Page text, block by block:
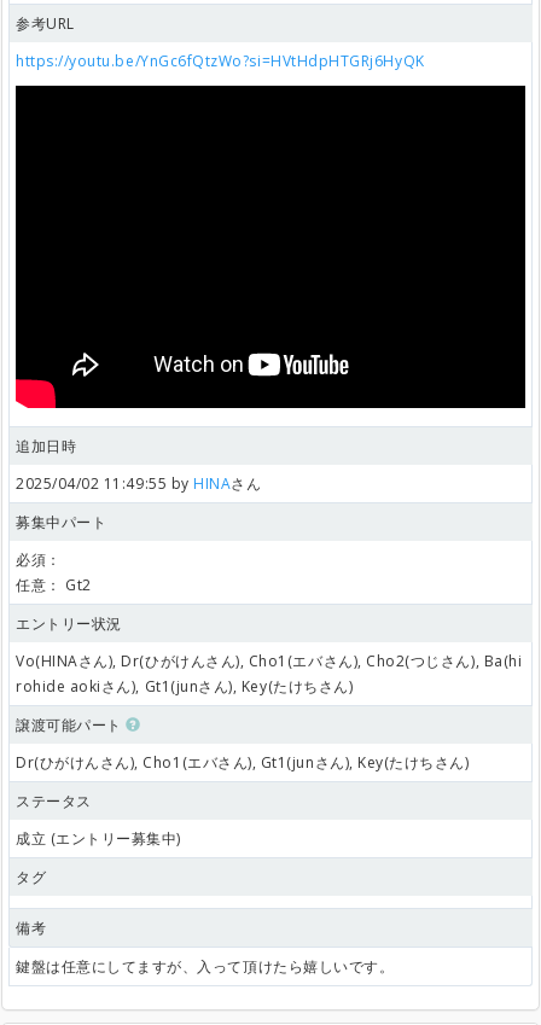
参考URL
https://youtu.be/YnGc6fQtzWo?si=HVtHdpHTGRj6HyQK
追加日時
2025/04/02 11:49:55 by HINAさん
募集中パート
必須：
任意： Gt2
エントリー状況
Vo(HINAさん), Dr(ひがけんさん), Cho1(エバさん), Cho2(つじさん), Ba(hi
rohide aokiさん), Gt1(junさん), Key(たけちさん)
譲渡可能パート
Dr(ひがけんさん), Cho1(エバさん), Gt1(junさん), Key(たけちさん)
ステータス
成立 (エントリー募集中)
タグ
備考
鍵盤は任意にしてますが、入って頂けたら嬉しいです。